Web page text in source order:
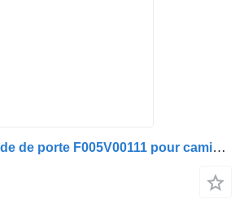
Unité de commande de porte F005V00111 pour camion IVECO Bosch 41221004 330F